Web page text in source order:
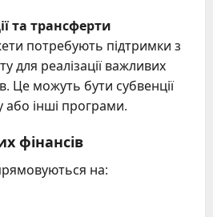
та трансферти
потребують підтримки з
для реалізації важливих
Це можуть бути субвенції
або інші програми.
фінансів
на: